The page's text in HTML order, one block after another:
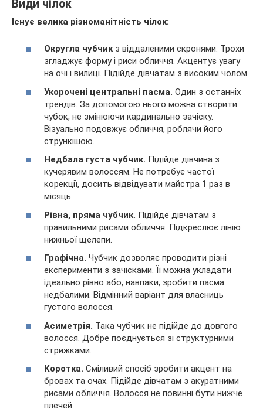
Види чілок
Існує велика різноманітність чілок:
Округла чубчикз віддаленими скронями. Трохи
згладжує форму і риси обличчя. Акцентує увагу
на очі і вилиці. Підійде дівчатам з високим чолом.
Укорочені центральні пасма. Один з останніх
трендів. За допомогою нього можна створити
чубок, не змінюючи кардинально зачіску.
Візуально подовжує обличчя, роблячи його
стрункішою.
Недбала густа чубчик. Підійде дівчина з
кучерявим волоссям. Не потребує частої
корекції, досить відвідувати майстра 1 раз в
місяць.
Рівна, пряма чубчик. Підійде дівчатам з
правильними рисами обличчя. Підкреслює лінію
нижньої щелепи.
Графічна. Чубчик дозволяє проводити різні
експерименти з зачісками. Її можна укладати
ідеально рівно або, навпаки, зробити пасма
недбалими. Відмінний варіант для власниць
густого волосся.
Асиметрія. Така чубчик не підійде до довгого
волосся. Добре поєднується зі структурними
стрижками.
Коротка. Сміливий спосіб зробити акцент на
бровах та очах. Підійде дівчатам з акуратними
рисами обличчя. Волосся не повинні бути нижче
плечей.